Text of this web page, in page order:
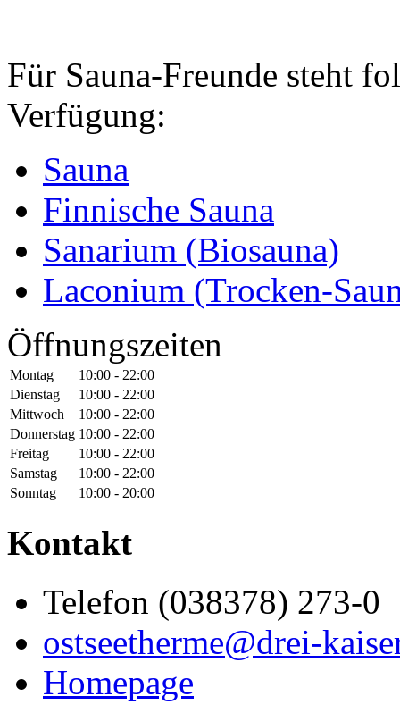
Für Sauna-Freunde steht
Verfügung:
Sauna
Finnische Sauna
Sanarium (Biosauna)
Laconium (Trocken-
Öffnungszeiten
Montag
10:00 - 22:00
Dienstag
10:00 - 22:00
Mittwoch
10:00 - 22:00
Donnerstag 10:00 - 22:00
Freitag
10:00 - 22:00
Samstag
10:00 - 22:00
Sonntag
10:00 - 20:00
Kontakt
Telefon (038378) 273-0
ostseetherme@drei-
Homepage